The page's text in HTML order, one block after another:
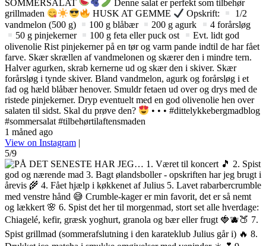
SOMMERSALAT
Denne salat er perfekt som tilbehør
grillmaden
HUSK AT GEMME Opskrift:
1/2
vandmelon (500 g)
100 g blåbær 200 g agurk
4 forårsløg
50 g pinjekerner
100 g feta eller puck ost
Evt. lidt god
olivenolie Rist pinjekerner på en tør og varm pande indtil de har fået
farve. Skær skrællen af vandmelonen og skærer den i mindre tern.
Halver agurken, skrab kernerne ud og skær den i skiver. Skær
forårsløg i tynde skiver. Bland vandmelon, agurk og forårsløg i et
fad og hæld blåbær henover. Smuldr fetaen ud over og drys med de
ristede pinjekerner. Dryp eventuelt med en god olivenolie hen over
salaten til sidst. Skal du prøve den?
• • • #dittelykkebergmadblog
#sommersalat #tilbehørtilaftensmaden
1 måned ago
View on Instagram |
5/9